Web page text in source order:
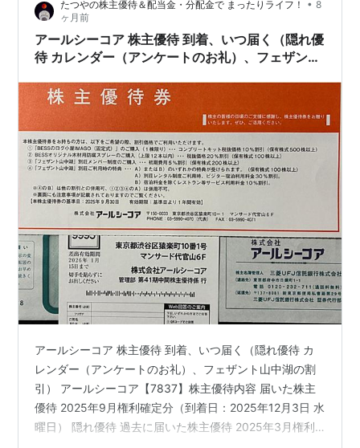
たつやの株主優待＆配当金・分配金で まったりライフ！ • 8
ヶ月前
アールシーコア 株主優待 到着、いつ届く（隠れ優
待 カレンダー（アンケートのお礼）、フェザント
アールシーコア 株主優待 到着、いつ届く（隠れ優待 カ
レンダー（アンケートのお礼）、フェザント山中湖の割
引） アールシーコア【7837】株主優待内容 届いた株主
優待 2025年9月権利確定分（到着日：2025年12月3日 水
曜日） 隠れ優待 過去に届いた株主優待 2025年3月権利